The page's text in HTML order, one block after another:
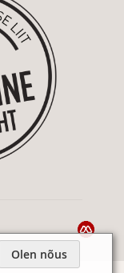
Olen nõus